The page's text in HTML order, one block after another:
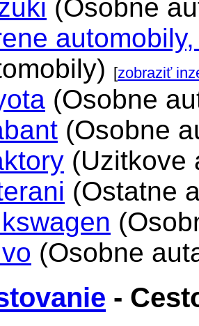
(Osobne
[zobraziť
(Osobne
(Osobne
(Uzitkove
(Ostatne
(Osobne
-